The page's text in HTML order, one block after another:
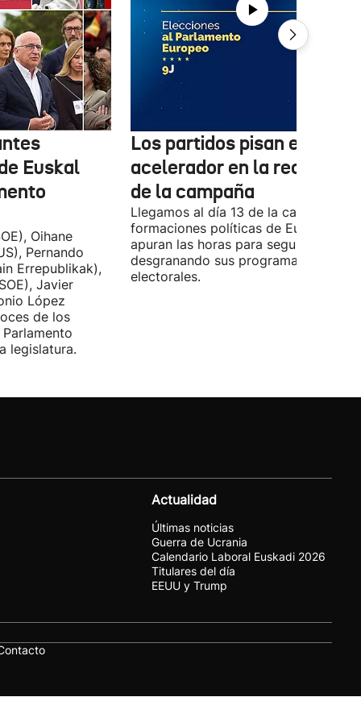
Euskal
Oihane
Pernando
Errepublikak),
Javier
López
de los
legislatura.
Los partidos pisan el
acelerador en la recta final
de la campaña
Llegamos al día 13 de la campaña, y
formaciones políticas de Euskadi
apuran las horas para seguir
desgranando sus programas
electorales.
Actualidad
Últimas noticias
Guerra de Ucrania
Calendario Laboral Euskadi 2026
Titulares del día
EEUU y Trump